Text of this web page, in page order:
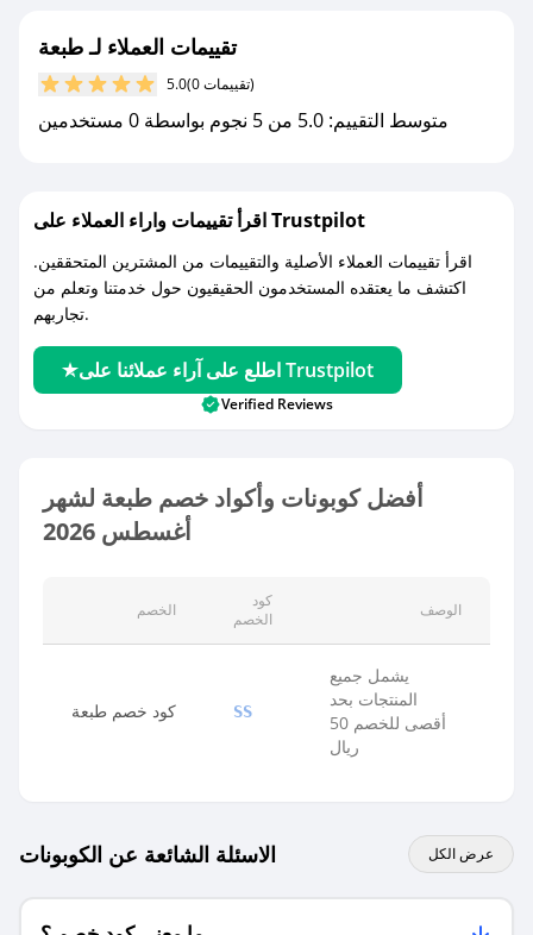
مع صحصح، تسوق بذكاء ووفّر على كل مشترياتك مع
تقييمات العملاء لـ طبعة
5.0 (0 تقييمات)
متوسط التقييم: 5.0 من 5 نجوم بواسطة 0 مستخدمين
اقرأ تقييمات واراء العملاء على Trustpilot
اقرأ تقييمات العملاء الأصلية والتقييمات من المشترين المتحققين.
اكتشف ما يعتقده المستخدمون الحقيقيون حول خدمتنا وتعلم من
تجاربهم.
اطلع على آراء عملائنا على Trustpilot
Verified Reviews
أفضل كوبونات وأكواد خصم طبعة لشهر
أغسطس 2026
الخصم
كود
الخصم
الوصف
كود خصم طبعة SS
يشمل جميع
المنتجات بحد
أقصى للخصم 50
ريال
الاسئلة الشائعة عن الكوبونات عرض الكل